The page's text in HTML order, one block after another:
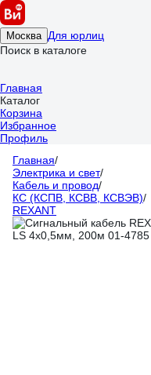
Москва Для юрлиц
Поиск в каталоге
Главная
Каталог
Корзина
Избранное
Профиль
Главная/
Электрика и свет/
Кабель и провод/
КС (КСПВ, КСВВ, КСВЭВ)/
REXANT